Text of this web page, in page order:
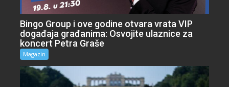
Bingo Group i ove godine otvara vrata VIP
događaja građanima: Osvojite ulaznice za
koncert Petra Graše
Magazin